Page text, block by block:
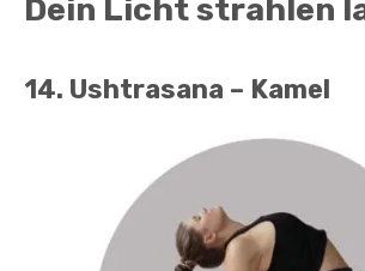
Dein Licht strahlen
14. Ushtrasana – Kamel